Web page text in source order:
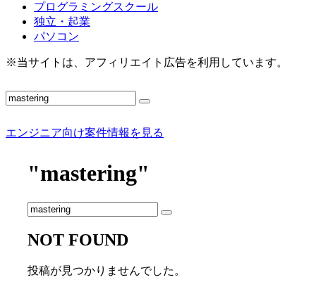
プログラミングスクール
独立・起業
パソコン
※当サイトは、アフィリエイト広告を利用しています。
エンジニア向け案件情報を見る
"mastering"
NOT FOUND
投稿が見つかりませんでした。